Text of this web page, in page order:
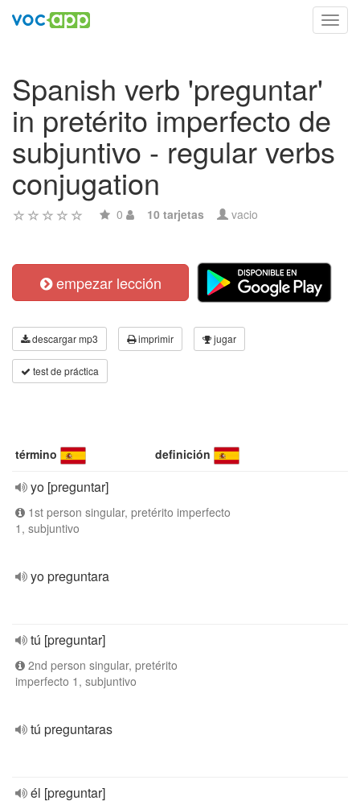
Spanish verb 'preguntar'
in pretérito imperfecto de
subjuntivo - regular verbs
conjugation
0 10 tarjetas vacio
empezar lección
descargar mp3 imprimir jugar
test de práctica
término definición
yo [preguntar]
1st person singular, pretérito imperfecto
1, subjuntivo
yo preguntara
tú [preguntar]
2nd person singular, pretérito
imperfecto 1, subjuntivo
tú preguntaras
él [preguntar]